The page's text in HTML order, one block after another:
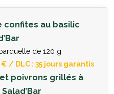
confites au basilic
de 120 g
/ DLC : 35 jours garantis
poivrons grillés à